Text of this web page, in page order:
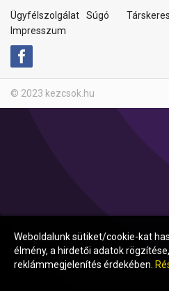
Ügyfélszolgálat Súgó
Impresszum
© 2023 kezcsok.hu
Weboldalunk sütiket/cookie-kat
élmény, a hirdetői adatok
reklámmegjelenítés érdekében.